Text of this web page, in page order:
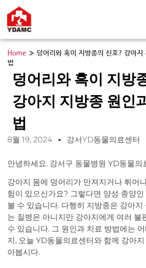
Home » 덩어리와 혹이 지방종의 신호? 강아지
법
덩어리와 혹이 지방
강아지 지방종 원인
법
8월 19, 2024 강서YD동물의료센터
안녕하세요. 강서구 동물병원 YD동물의
강아지 몸에 덩어리가 만져지거나 튀어
험이 있으신가요? 그렇다면 양성 종양인
볼 수 있습니다. 다행히 지방종은 강아지
는 질병은 아니지만 강아지에게 여러 불
수 있습니다. 그 원인과 치료 방법에는
지, 오늘 YD동물의료센터와 함께 강아
아봅시다.